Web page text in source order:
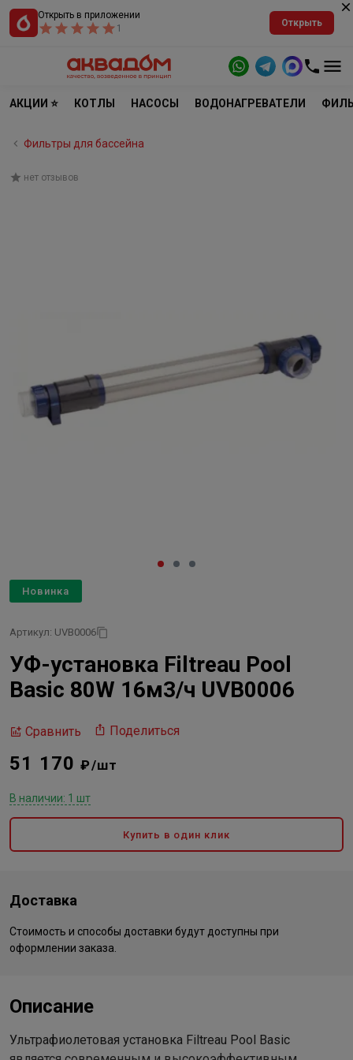
Открыть в приложении
1
Открыть
АКЦИИ ⭐ КОТЛЫ НАСОСЫ ВОДОНАГРЕВАТЕЛИ
Фильтры для бассейна
нет отзывов
Новинка
Артикул: UVB0006
УФ-установка Filtreau Pool
Basic 80W 16м3/ч UVB0006
Сравнить Поделиться
51 170₽/шт
В наличии: 1 шт
Купить в один клик
Доставка
Стоимость и способы доставки будут доступны при
оформлении заказа.
Описание
Ультрафиолетовая установка Filtreau Pool Basic